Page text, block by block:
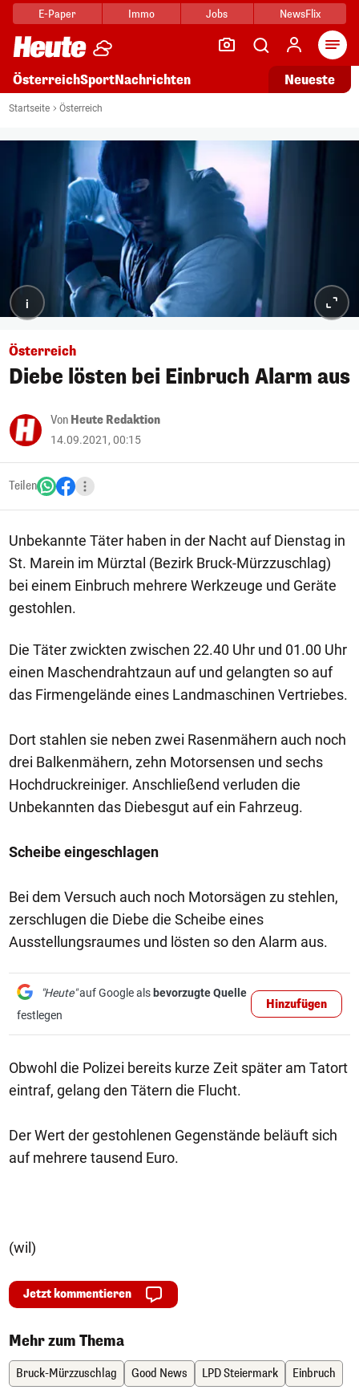
E-Paper Immo Jobs NewsFlix
ÖsterreichSportNachrichten Neueste
Startseite Österreich
i
Österreich
Diebe lösten bei Einbruch Alarm aus
Von Heute Redaktion
14.09.2021, 00:15
Teilen
Unbekannte Täter haben in der Nacht auf Dienstag in
St. Marein im Mürztal (Bezirk Bruck-Mürzzuschlag)
bei einem Einbruch mehrere Werkzeuge und Geräte
gestohlen.
Die Täter zwickten zwischen 22.40 Uhr und 01.00 Uhr
einen Maschendrahtzaun auf und gelangten so auf
das Firmengelände eines Landmaschinen Vertriebes.
Dort stahlen sie neben zwei Rasenmähern auch noch
drei Balkenmähern, zehn Motorsensen und sechs
Hochdruckreiniger. Anschließend verluden die
Unbekannten das Diebesgut auf ein Fahrzeug.
Scheibe eingeschlagen
Bei dem Versuch auch noch Motorsägen zu stehlen,
zerschlugen die Diebe die Scheibe eines
Ausstellungsraumes und lösten so den Alarm aus.
"Heute"auf Google als bevorzugte Quelle
festlegen
Hinzufügen
Obwohl die Polizei bereits kurze Zeit später am Tatort
eintraf, gelang den Tätern die Flucht.
Der Wert der gestohlenen Gegenstände beläuft sich
auf mehrere tausend Euro.
(wil)
Jetzt kommentieren
Mehr zum Thema
Bruck-Mürzzuschlag Good News LPD Steiermark Einbruch